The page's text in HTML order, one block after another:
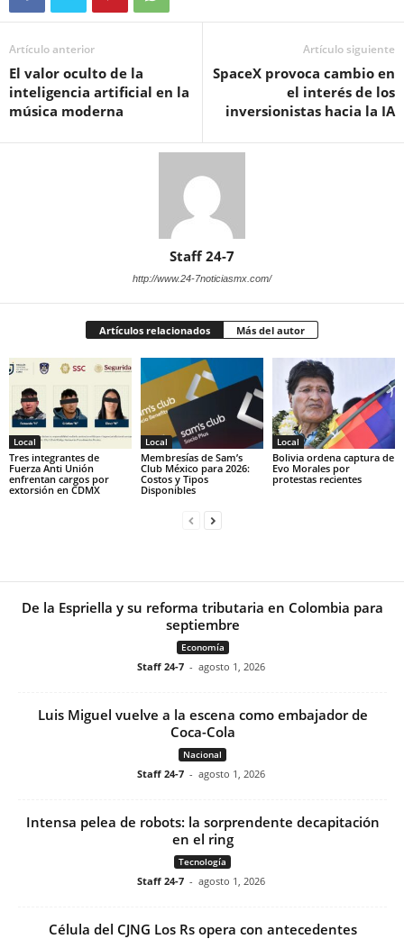
Artículo anterior
El valor oculto de la
inteligencia artificial en la
música moderna
Artículo siguiente
SpaceX provoca cambio en
el interés de los
inversionistas hacia la IA
Staff 24-7
http://www.24-7noticiasmx.com/
Artículos relacionados Más del autor
Local
Tres integrantes de
Fuerza Anti Unión
enfrentan cargos por
extorsión en CDMX
Local
Membresías de Sam’s
Club México para 2026:
Costos y Tipos
Disponibles
Local
Bolivia ordena captura de
Evo Morales por
protestas recientes
De la Espriella y su reforma tributaria en Colombia para
septiembre
Economía
Staff 24-7 - agosto 1, 2026
Luis Miguel vuelve a la escena como embajador de
Coca-Cola
Nacional
Staff 24-7 - agosto 1, 2026
Intensa pelea de robots: la sorprendente decapitación
en el ring
Tecnología
Staff 24-7 - agosto 1, 2026
Célula del CJNG Los Rs opera con antecedentes